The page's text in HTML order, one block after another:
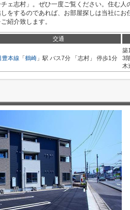
ェ志村」。ぜひ一度ご覧ください。住む
をするのであれば、お部屋探しは当社に
紹介致します。
交通
豊本線 「 鶴崎 」駅 バス7分 「志村」 停歩1分
築
3
木